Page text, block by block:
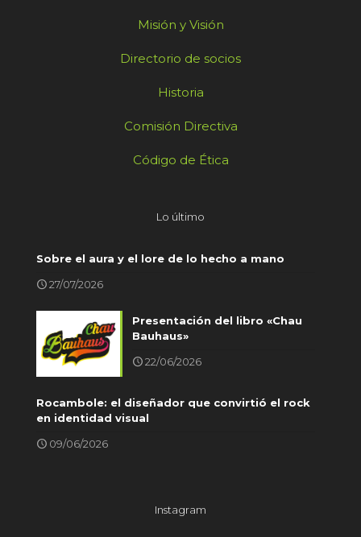
Misión y Visión
Directorio de socios
Historia
Comisión Directiva
Código de Ética
Lo último
Sobre el aura y el lore de lo hecho a mano
27/07/2026
Presentación del libro «Chau
Bauhaus»
22/06/2026
Rocambole: el diseñador que convirtió el rock
en identidad visual
09/06/2026
Instagram